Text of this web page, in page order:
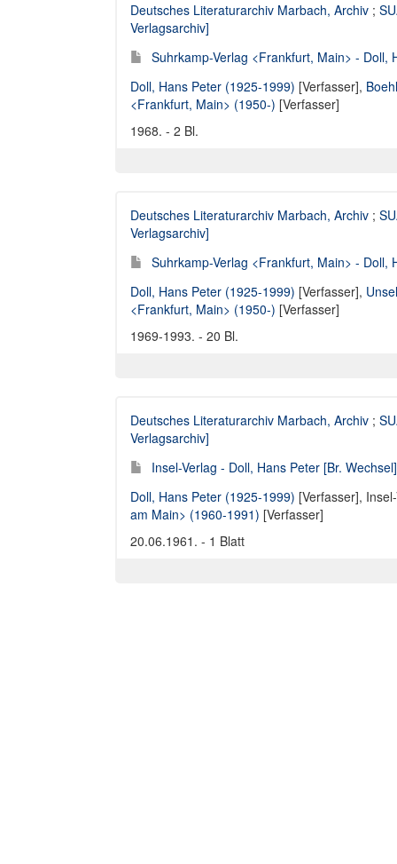
Deutsches Literaturarchiv Marbach, Archiv ;
Verlagsarchiv]
Suhrkamp-Verlag <Frankfurt, Main> - Doll,
Doll, Hans Peter (1925-1999) [Verfasser],
<Frankfurt, Main> (1950-) [Verfasser]
1968. - 2 Bl.
Deutsches Literaturarchiv Marbach, Archiv ;
Verlagsarchiv]
Suhrkamp-Verlag <Frankfurt, Main> - Doll,
Doll, Hans Peter (1925-1999) [Verfasser],
<Frankfurt, Main> (1950-) [Verfasser]
1969-1993. - 20 Bl.
Deutsches Literaturarchiv Marbach, Archiv ;
Verlagsarchiv]
Insel-Verlag - Doll, Hans Peter [Br. Wechsel]
Doll, Hans Peter (1925-1999) [Verfasser],
am Main> (1960-1991) [Verfasser]
20.06.1961. - 1 Blatt